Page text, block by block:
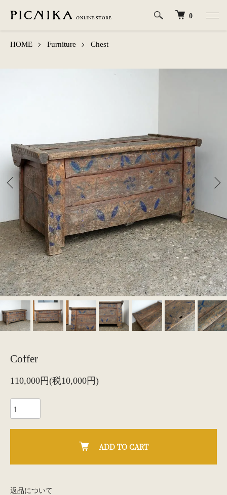
0
HOME Furniture Chest
Coffer
110,000円(税10,000円)
ADD TO CART
返品について